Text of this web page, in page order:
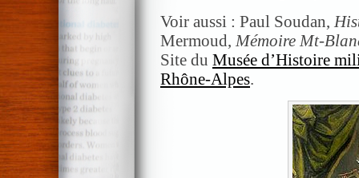
Voir aussi : Paul Soudan,
Mermoud, Mémoire Mt-
Site du Musée d’Histoire
Rhône-Alpes.